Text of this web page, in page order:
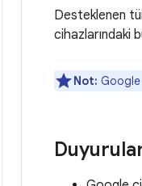
Desteklenen
cihazlarındaki
Not: Google